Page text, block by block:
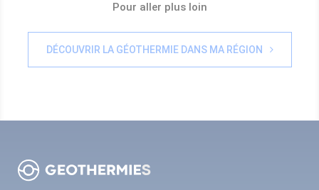
Pour aller plus loin
DÉCOUVRIR LA GÉOTHERMIE DANS MA RÉGION